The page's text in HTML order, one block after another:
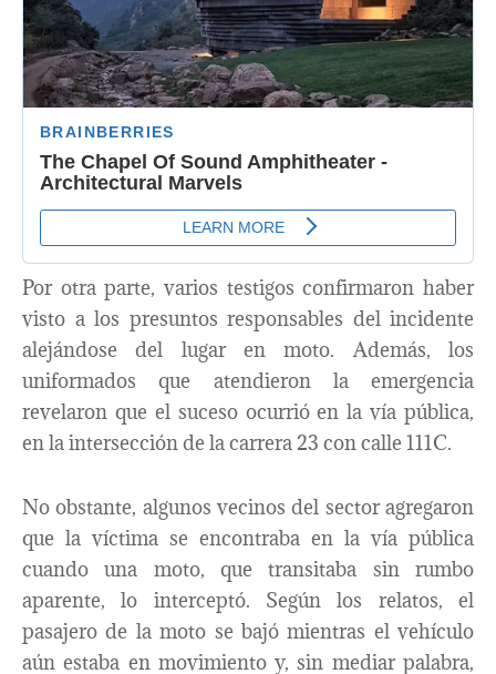
Por otra parte, varios testigos confirmaron haber
visto a los presuntos responsables del incidente
alejándose del lugar en moto. Además, los
uniformados que atendieron la emergencia
revelaron que el suceso ocurrió en la vía pública,
en la intersección de la carrera 23 con calle 111C.
No obstante, algunos vecinos del sector agregaron
que la víctima se encontraba en la vía pública
cuando una moto, que transitaba sin rumbo
aparente, lo interceptó. Según los relatos, el
pasajero de la moto se bajó mientras el vehículo
aún estaba en movimiento y, sin mediar palabra,